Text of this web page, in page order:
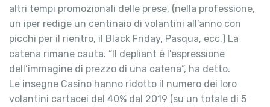
altri tempi promozionali delle prese, (nella professione,
un iper redige un centinaio di volantini all’anno con
picchi per il rientro, il Black Friday, Pasqua, ecc.) La
catena rimane cauta. “Il depliant è l’espressione
dell’immagine di prezzo di una catena”, ha detto.
Le insegne Casino hanno ridotto il numero dei loro
volantini cartacei del 40% dal 2019 (su un totale di 5